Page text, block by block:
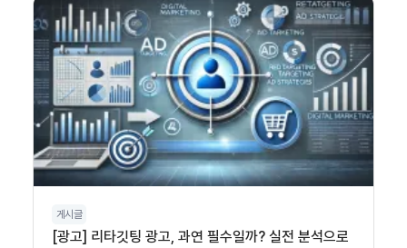
게시글
[광고] 리타깃팅 광고, 과연 필수일까? 실전 분석으로